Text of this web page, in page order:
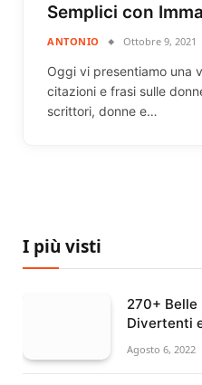
Semplici con
ANTONIO Ottobre 9, 2021
Oggi vi presentiamo una
citazioni e frasi sulle
scrittori, donne e…
I più visti
270+ Belle
Divertenti
Agosto 6, 2022